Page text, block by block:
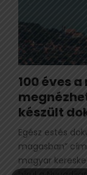
100 éves
készült
Egész estés
magasban”
magyar